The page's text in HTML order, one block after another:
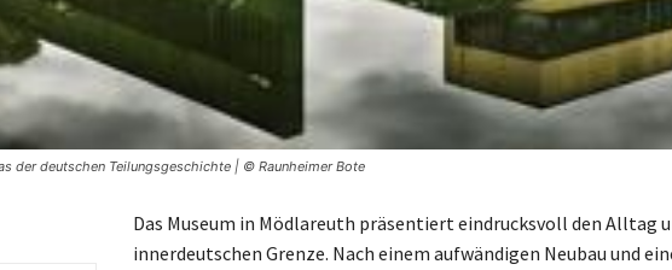
der deutschen Teilungsgeschichte | © Raunheimer Bote
Das Museum in Mödlareuth präsentiert eindrucksvoll den Alltag
innerdeutschen Grenze. Nach einem aufwändigen Neubau und